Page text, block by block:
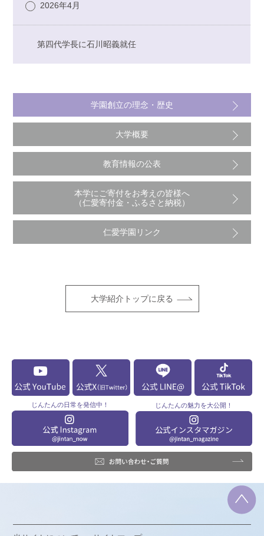
2026年4月
第四代学長に石川昭義就任
学園創立の理念・歴史
大学概要
教育情報の公表
本学にご寄付をお考えの皆様へ
（仁愛寄付金・ふるさと納税）
仁愛学園リンク
大学紹介トップに戻る
じんたんの日常を発信中！ じんたんの魅力を大公開！